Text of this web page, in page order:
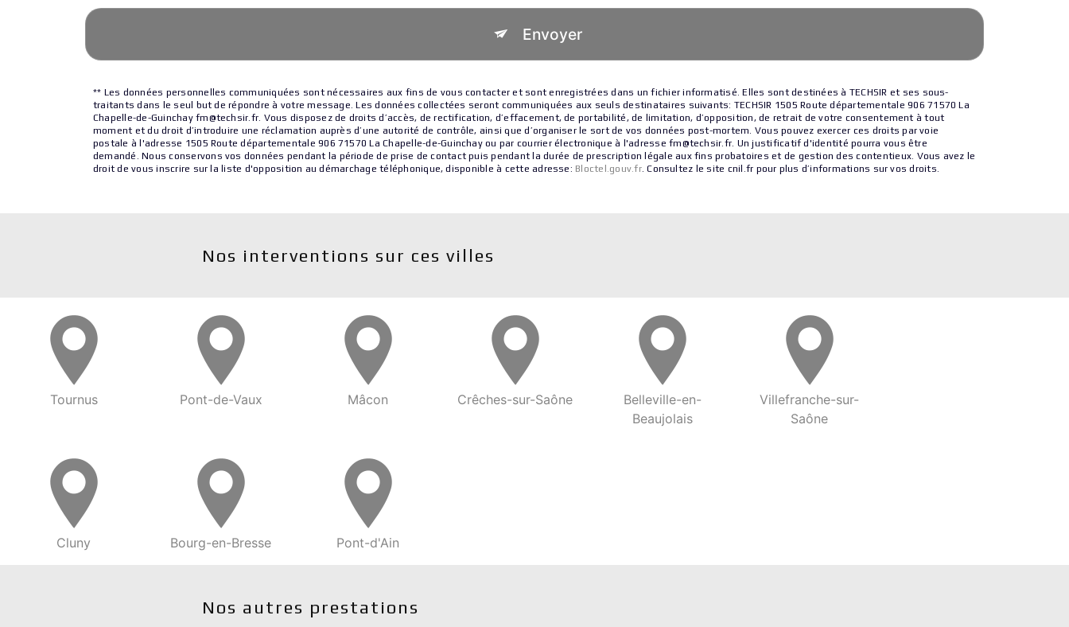
Envoyer
** Les données personnelles communiquées sont nécessaires aux fins de vous contacter et sont enregistrées dans un fichier informatisé. Elles sont destinées à TECHSIR et ses sous-
traitants dans le seul but de répondre à votre message. Les données collectées seront communiquées aux seuls destinataires suivants: TECHSIR 1505 Route départementale 906 71570 La
Chapelle-de-Guinchay fm@techsir.fr. Vous disposez de droits d’accès, de rectification, d’effacement, de portabilité, de limitation, d’opposition, de retrait de votre consentement à tout
moment et du droit d’introduire une réclamation auprès d’une autorité de contrôle, ainsi que d’organiser le sort de vos données post-mortem. Vous pouvez exercer ces droits par voie
postale à l'adresse 1505 Route départementale 906 71570 La Chapelle-de-Guinchay ou par courrier électronique à l'adresse fm@techsir.fr. Un justificatif d'identité pourra vous être
demandé. Nous conservons vos données pendant la période de prise de contact puis pendant la durée de prescription légale aux fins probatoires et de gestion des contentieux. Vous avez le
droit de vous inscrire sur la liste d'opposition au démarchage téléphonique, disponible à cette adresse: Bloctel.gouv.fr. Consultez le site cnil.fr pour plus d’informations sur vos droits.
Nos interventions sur ces villes
Tournus Pont-de-Vaux Mâcon Crêches-sur-Saône
Belleville-en-
Beaujolais
Villefranche-sur-
Saône
Cluny Bourg-en-Bresse Pont-d'Ain
Nos autres prestations